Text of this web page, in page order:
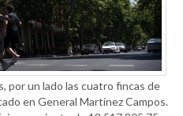
por un lado las cuatro fincas de
en General Martínez Campos.